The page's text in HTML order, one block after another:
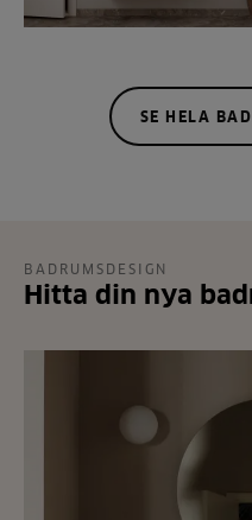
SE HELA
BADRUMSDESIGN
Hitta din nya